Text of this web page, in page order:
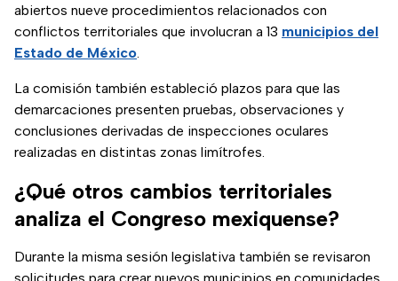
abiertos nueve procedimientos relacionados con
conflictos territoriales que involucran a 13 municipios del
Estado de México.
La comisión también estableció plazos para que las
demarcaciones presenten pruebas, observaciones y
conclusiones derivadas de inspecciones oculares
realizadas en distintas zonas limítrofes.
¿Qué otros cambios territoriales
analiza el Congreso mexiquense?
Durante la misma sesión legislativa también se revisaron